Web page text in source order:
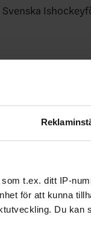
t.ex. ditt IP-
för att kunna
Du kan